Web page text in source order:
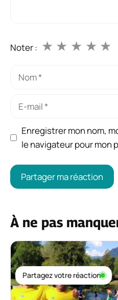
Noter : ★
★
★
★
★
Nom
Enregistrer mon nom,
le navigateur pour mon
À ne pas
Partagez votre réaction